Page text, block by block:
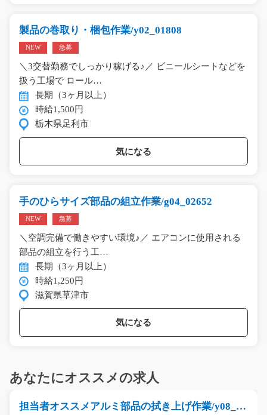
製品の巻取り・梱包作業/y02_01808
NEW 急募
＼3交替勤務でしっかり稼げる♪／ ビニールシートなどを
扱う工場で ロール…
長期（3ヶ月以上）
時給1,500円
栃木県足利市
気になる
手のひらサイズ部品の組立作業/g04_02652
NEW 急募
＼空調完備で働きやすい環境♪／ エアコンに使用される
部品の組立を行う工…
長期（3ヶ月以上）
時給1,250円
滋賀県草津市
気になる
あなたにオススメの求人
担当者オススメアルミ部品の拭き上げ作業/y08_00